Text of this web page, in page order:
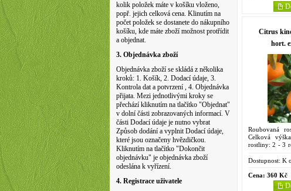
kolik položek máte v košíku vloženo,
popř. jejich celková cena. Klinutím na
počet položek se dostanete do nákupního
košíku, kde máte zboží možnost protřídit
a objednat.
3. Objednávka zboží
Objednávka zboží se skládá z několika
kroků: 1. Košík, 2. Dodací údaje, 3.
Kontrola dat a potvrzení , 4. Objednávka
přijata. Mezi jednotlivými kroky se
přechází kliknutím na tlačítko "Objednat"
v dolní části zobrazovaných informací. V
části Dodací údaje je nutno vybrat
Způsob dodání a vyplnit Dodací údaje,
které jsou označeny hvězdičkou.
Kliknutím na tlačítko "Dokončit
objednávku" je objednávka zboží
odeslána k vyřízení.
4. Registrace uživatele
Citrus
hort.
Roubovaná
Celková
rostliny: 2 - 3
ranou
Dostupnost: K
Cena: 360 Kč